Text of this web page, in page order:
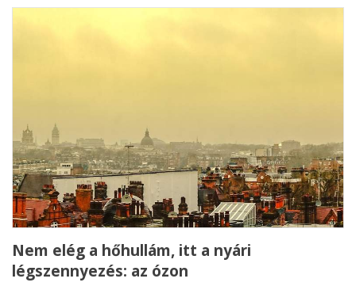
Nem elég a hőhullám, itt a nyári
légszennyezés: az ózon